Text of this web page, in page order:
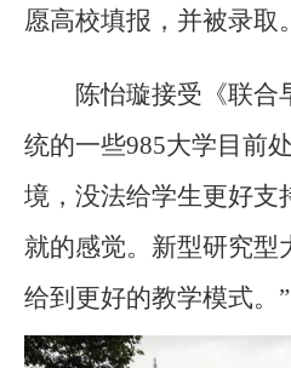
愿高校填报，并被录取。
陈怡璇接受《联合
统的一些985大学目前
境，没法给学生更好支
就的感觉。新型研究型
给到更好的教学模式。”